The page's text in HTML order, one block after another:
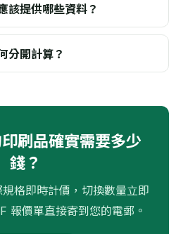
該提供哪些資料？
分開計算？
刷品確實需要多少
錢？
格即時計價，切換數量立即
報價單直接寄到您的電郵。